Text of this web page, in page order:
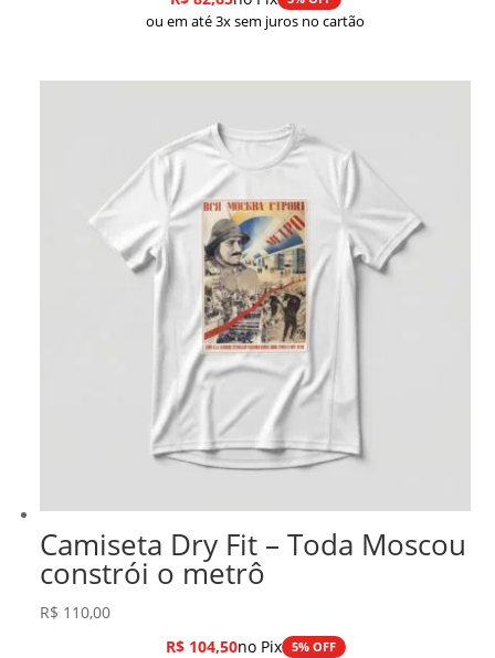
ou em até 3x sem juros no cartão
Camiseta Dry Fit – Toda Moscou
constrói o metrô
R$ 110,00
R$104,50no Pix 5% OFF